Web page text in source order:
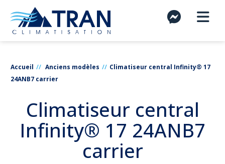
Accueil Anciens modèles
Climatiseur central Infinity® 17
24ANB7 carrier
Climatiseur central
Infinity® 17 24ANB7
carrier